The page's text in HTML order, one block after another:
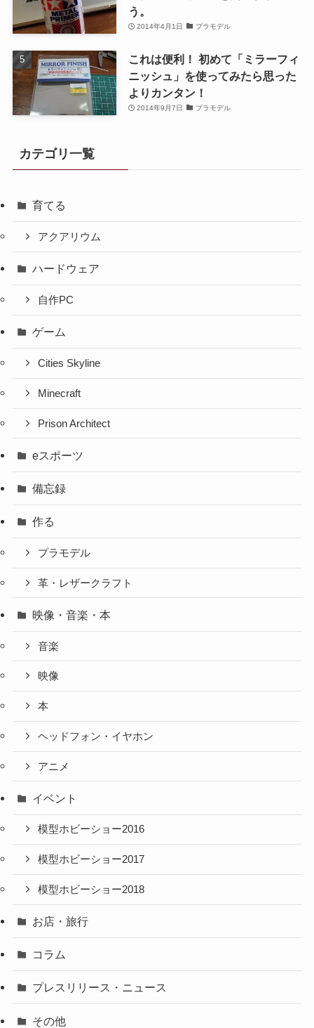
う。
2014年4月1日 プラモデル
これは便利！ 初めて「ミラーフィ
ニッシュ」を使ってみたら思った
よりカンタン！
2014年9月7日 プラモデル
カテゴリ一覧
育てる
アクアリウム
ハードウェア
自作PC
ゲーム
Cities Skyline
Minecraft
Prison Architect
eスポーツ
備忘録
作る
プラモデル
革・レザークラフト
映像・音楽・本
音楽
映像
本
ヘッドフォン・イヤホン
アニメ
イベント
模型ホビーショー2016
模型ホビーショー2017
模型ホビーショー2018
お店・旅行
コラム
プレスリリース・ニュース
その他